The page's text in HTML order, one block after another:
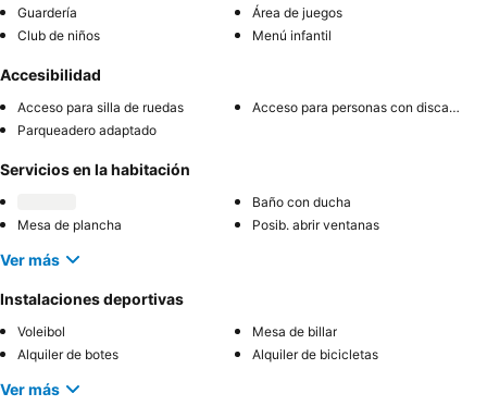
Guardería
Área de juegos
Club de niños
Menú infantil
Accesibilidad
Acceso para silla de ruedas
Acceso para personas con discapacidad
Parqueadero adaptado
Servicios en la habitación
Baño con ducha
Mesa de plancha
Posib. abrir ventanas
Ver más
Instalaciones deportivas
Voleibol
Mesa de billar
Alquiler de botes
Alquiler de bicicletas
Ver más